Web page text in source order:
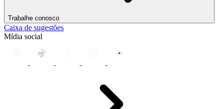
Trabalhe conosco
Caixa de sugestões
Mídia social